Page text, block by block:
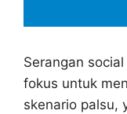
Serangan
fokus untuk
skenario palsu,